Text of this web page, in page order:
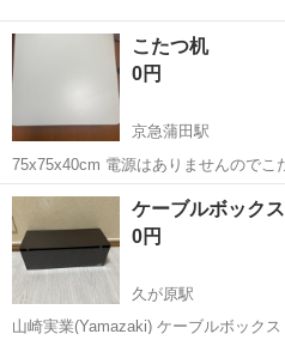
こたつ机
0円
京急蒲田駅
75x75x40cm 電源はありませんのでこ
ます。 9/14(土)9:00引取できる方に優先したいと思います。 マンショ
ンで10階ですがエレベーターあります
東京 大田区 京急蒲田駅
ケーブルボック
0円
久が原駅
山崎実業(Yamazaki) ケーブルボック